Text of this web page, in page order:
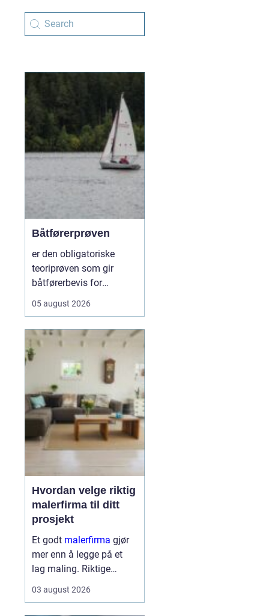
Båtførerprøven
er den obligatoriske
teoriprøven som gir
båtførerbevis for
dokumenterer at føreren
sjøvett, navigasjon, lover
og regler, samt sikkerhet
om bord. For alle som vil
bruke motorbåt lovlig og
trygt, er dette et...
05 august 2026
Hvordan velge riktig
malerfirma til ditt
prosjekt
Et godt malerfirma gjør
mer enn å legge på et
lag maling. Riktige
levetiden på bygget,
03 august 2026